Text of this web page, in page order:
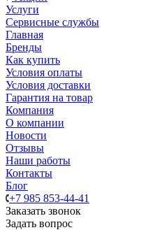
Услуги
Сервисные службы
Главная
Бренды
Как купить
Условия оплаты
Условия доставки
Гарантия на товар
Компания
О компании
Новости
Отзывы
Наши работы
Контакты
Блог
+7 985 853-44-41
Заказать звонок
Задать вопрос